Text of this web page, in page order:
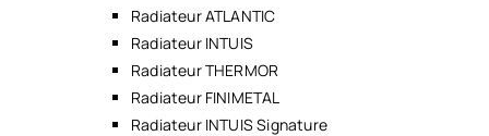
Radiateur ATLANTIC
Radiateur INTUIS
Radiateur THERMOR
Radiateur FINIMETAL
Radiateur INTUIS Signature